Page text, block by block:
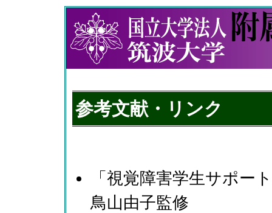
参考文献・リンク
「視覚障害学生サポ
鳥山由子監修